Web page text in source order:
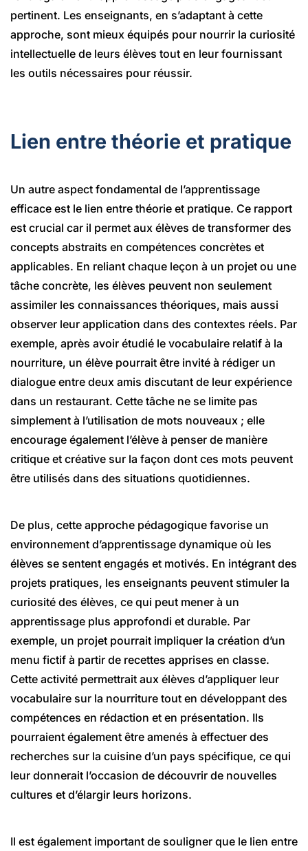
pertinent. Les enseignants, en s’adaptant à cette
approche, sont mieux équipés pour nourrir la curiosité
intellectuelle de leurs élèves tout en leur fournissant
les outils nécessaires pour réussir.
Lien entre théorie et pratique
Un autre aspect fondamental de l’apprentissage
efficace est le lien entre théorie et pratique. Ce rapport
est crucial car il permet aux élèves de transformer des
concepts abstraits en compétences concrètes et
applicables. En reliant chaque leçon à un projet ou une
tâche concrète, les élèves peuvent non seulement
assimiler les connaissances théoriques, mais aussi
observer leur application dans des contextes réels. Par
exemple, après avoir étudié le vocabulaire relatif à la
nourriture, un élève pourrait être invité à rédiger un
dialogue entre deux amis discutant de leur expérience
dans un restaurant. Cette tâche ne se limite pas
simplement à l’utilisation de mots nouveaux ; elle
encourage également l’élève à penser de manière
critique et créative sur la façon dont ces mots peuvent
être utilisés dans des situations quotidiennes.
De plus, cette approche pédagogique favorise un
environnement d’apprentissage dynamique où les
élèves se sentent engagés et motivés. En intégrant des
projets pratiques, les enseignants peuvent stimuler la
curiosité des élèves, ce qui peut mener à un
apprentissage plus approfondi et durable. Par
exemple, un projet pourrait impliquer la création d’un
menu fictif à partir de recettes apprises en classe.
Cette activité permettrait aux élèves d’appliquer leur
vocabulaire sur la nourriture tout en développant des
compétences en rédaction et en présentation. Ils
pourraient également être amenés à effectuer des
recherches sur la cuisine d’un pays spécifique, ce qui
leur donnerait l’occasion de découvrir de nouvelles
cultures et d’élargir leurs horizons.
Il est également important de souligner que le lien entre